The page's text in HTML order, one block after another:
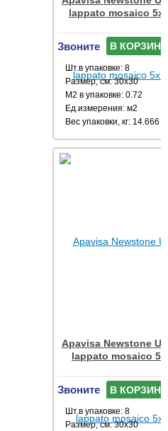
lappato mosaico
Звоните В КОРЗИНУ
Шт.в упаковке: 8
Размер, см: 30x30
М2 в упаковке: 0.72
Ед.измерения: м2
Веc упаковки, кг: 14.666
Apavisa Newstone
lappato mosaico
Звоните В КОРЗИНУ
Шт.в упаковке: 8
Размер, см: 30x30